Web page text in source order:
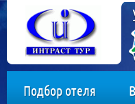
Подбор отеля